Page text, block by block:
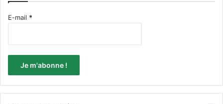
E-mail *